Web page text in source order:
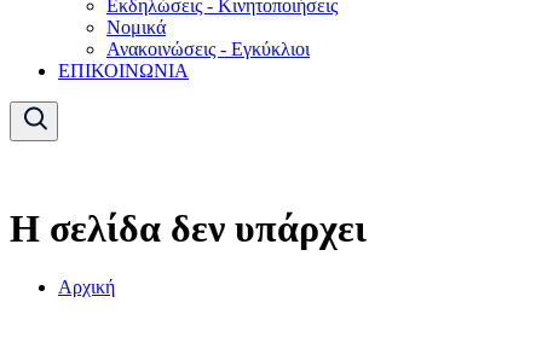
Εκδηλώσεις - Κινητοποιήσεις
Νομικά
Ανακοινώσεις - Εγκύκλιοι
ΕΠΙΚΟΙΝΩΝΙΑ
Η σελίδα δεν υπάρχει
Αρχική